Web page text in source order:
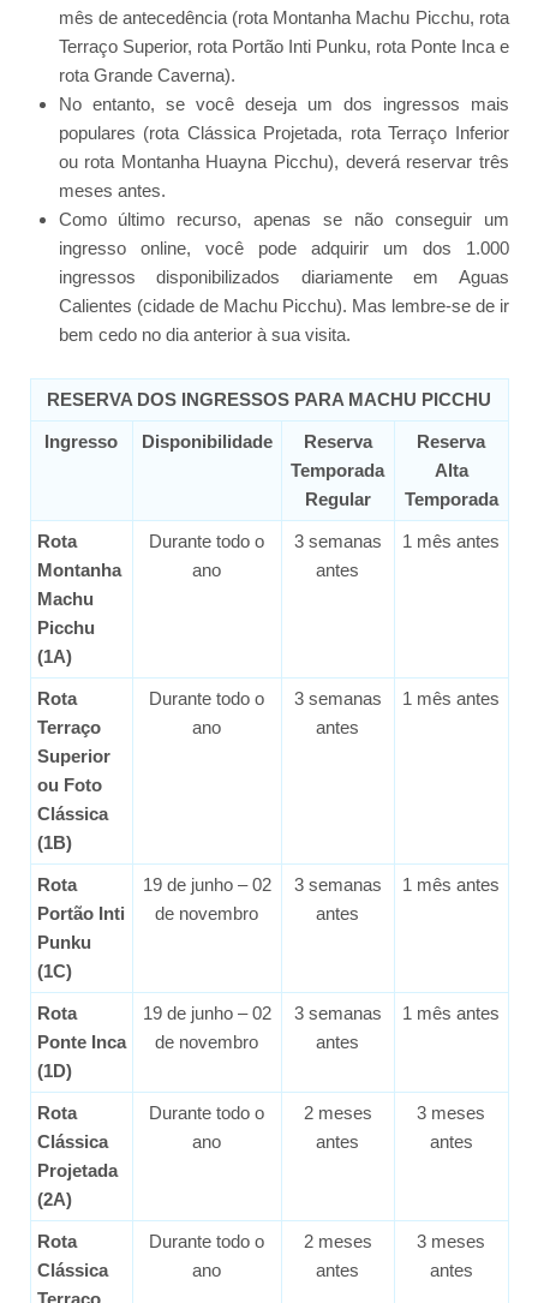
mês de antecedência (rota Montanha Machu Picchu, rota
Terraço Superior, rota Portão Inti Punku, rota Ponte Inca e
rota Grande Caverna).
No entanto, se você deseja um dos ingressos mais
populares (rota Clássica Projetada, rota Terraço Inferior
ou rota Montanha Huayna Picchu), deverá reservar três
meses antes.
Como último recurso, apenas se não conseguir um
ingresso online, você pode adquirir um dos 1.000
ingressos disponibilizados diariamente em Aguas
Calientes (cidade de Machu Picchu). Mas lembre-se de ir
bem cedo no dia anterior à sua visita.
RESERVA DOS INGRESSOS PARA MACHU PICCHU
Ingresso Disponibilidade
Reserva
Temporada
Regular
Reserva
Alta
Temporada
Rota
Montanha
Machu
Picchu
(1A)
Durante todo o
ano
3 semanas
antes
1 mês antes
Rota
Terraço
Superior
ou Foto
Clássica
(1B)
Durante todo o
ano
3 semanas
antes
1 mês antes
Rota
Portão Inti
Punku
(1C)
19 de junho – 02
de novembro
3 semanas
antes
1 mês antes
Rota
Ponte Inca
(1D)
19 de junho – 02
de novembro
3 semanas
antes
1 mês antes
Rota
Clássica
Projetada
(2A)
Durante todo o
ano
2 meses
antes
3 meses
antes
Rota
Clássica
Durante todo o
ano
2 meses
antes
3 meses
antes